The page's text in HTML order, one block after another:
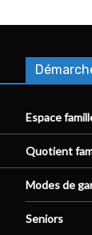
Espace
Quotient
Modes de
Seniors